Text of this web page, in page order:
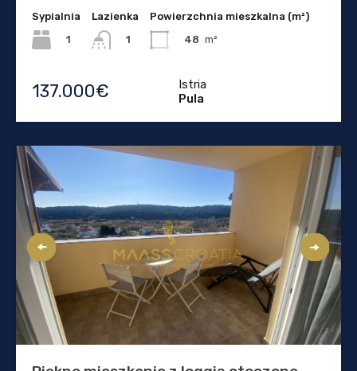
Sypialnia
1
Lazienka
1
Powierzchnia mieszkalna (m²)
48 m²
137.000€
Istria
Pula